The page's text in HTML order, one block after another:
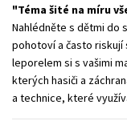
Young adult (SK)
Téma šité na míru
Nahlédněte s dětmi do
pohotoví a často riskují
leporelem si s vašimi
kterých hasiči a
a technice, které